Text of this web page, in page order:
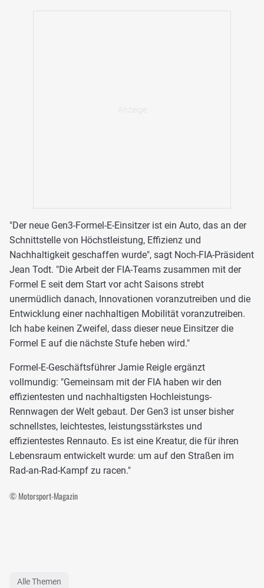
"Der neue Gen3-Formel-E-Einsitzer ist ein Auto, das an der
Schnittstelle von Höchstleistung, Effizienz und
Nachhaltigkeit geschaffen wurde", sagt Noch-FIA-Präsident
Jean Todt. "Die Arbeit der FIA-Teams zusammen mit der
Formel E seit dem Start vor acht Saisons strebt
unermüdlich danach, Innovationen voranzutreiben und die
Entwicklung einer nachhaltigen Mobilität voranzutreiben.
Ich habe keinen Zweifel, dass dieser neue Einsitzer die
Formel E auf die nächste Stufe heben wird."
Formel-E-Geschäftsführer Jamie Reigle ergänzt
vollmundig: "Gemeinsam mit der FIA haben wir den
effizientesten und nachhaltigsten Hochleistungs-
Rennwagen der Welt gebaut. Der Gen3 ist unser bisher
schnellstes, leichtestes, leistungsstärkstes und
effizientestes Rennauto. Es ist eine Kreatur, die für ihren
Lebensraum entwickelt wurde: um auf den Straßen im
Rad-an-Rad-Kampf zu racen."
© Motorsport-Magazin
Alle Themen